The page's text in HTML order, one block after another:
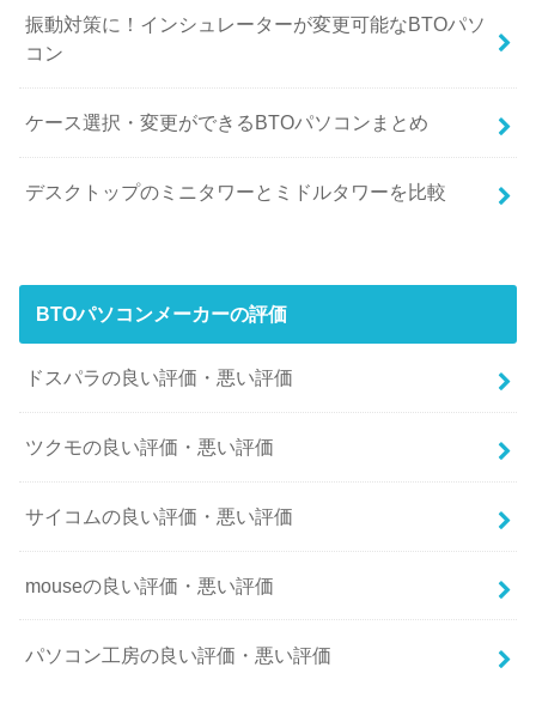
振動対策に！インシュレーターが変更可能なBTOパソ
コン
ケース選択・変更ができるBTOパソコンまとめ
デスクトップのミニタワーとミドルタワーを比較
BTOパソコンメーカーの評価
ドスパラの良い評価・悪い評価
ツクモの良い評価・悪い評価
サイコムの良い評価・悪い評価
mouseの良い評価・悪い評価
パソコン工房の良い評価・悪い評価